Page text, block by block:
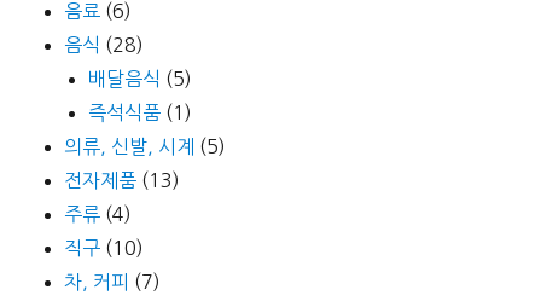
음료 (6)
음식 (28)
배달음식 (5)
즉석식품 (1)
의류, 신발, 시계
(5)
전자제품 (13)
주류 (4)
직구 (10)
차, 커피 (7)